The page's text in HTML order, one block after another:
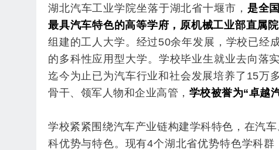
湖北汽车工业学院坐落于湖北省十堰市， 是全
最具汽车特色的高等学府，原机械工业部直属
组建的工人大学。经过50余年发展，学校已经
的多科性应用型大学。学校毕业生就业去向落
迄今为止已为汽车行业和社会发展培养了15万
骨干、领军人物和企业高管， 学校被誉为“卓越
学校紧紧围绕汽车产业链构建学科特色，在汽
科优势与特色。 现有4个湖北省优势特色学科